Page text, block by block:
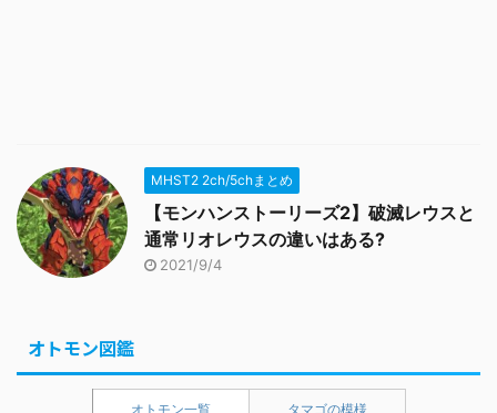
MHST2 2ch/5chまとめ
【モンハンストーリーズ2】破滅レウスと
通常リオレウスの違いはある?
2021/9/4
オトモン図鑑
オトモン一覧 タマゴの模様